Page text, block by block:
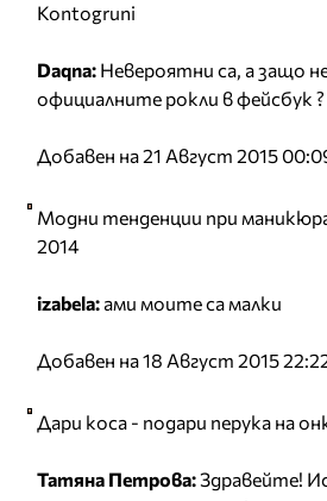
Kontogruni
Daqna: Невероятни са, а защо
официалните рокли в фейсбук ?
Добавен на 21 Август 2015
Модни тенденции при
2014
izabela: ами моите са малки
Добавен на 18 Август 2015
Дари коса - подари перука на
Татяна Петрова:Здравейте!